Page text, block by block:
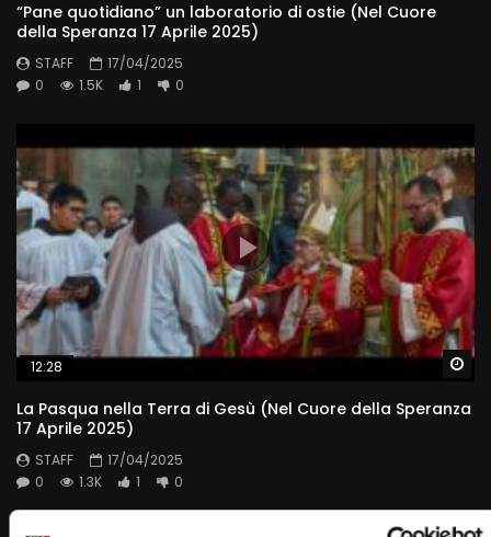
“Pane quotidiano” un laboratorio di ostie (Nel Cuore
della Speranza 17 Aprile 2025)
STAFF
17/04/2025
0
1.5K 1 0
12:28
La Pasqua nella Terra di Gesù (Nel Cuore della Speranza
17 Aprile 2025)
STAFF
17/04/2025
0
1.3K 1 0